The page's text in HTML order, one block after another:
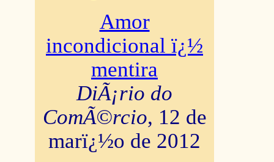
Amor
incondicional ï¿½
mentira
DiÃ¡rio do
ComÃ©rcio, 12 de
marï¿½o de 2012